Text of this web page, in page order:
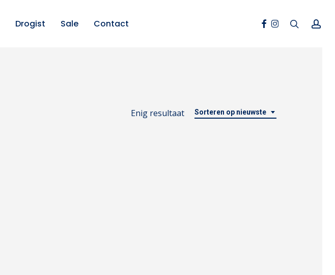
Drogist Sale Contact Facebook
Instagramsearch
Sorteren op nieuwste
Enig resultaat